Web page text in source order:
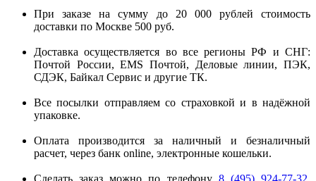
При заказе на сумму до 20 000 рублей стоимость
доставки по Москве 500 руб.
Доставка осуществляется во все регионы РФ и СНГ:
Почтой России, EMS Почтой, Деловые линии, ПЭК,
СДЭК, Байкал Сервис и другие ТК.
Все посылки отправляем со страховкой и в надёжной
упаковке.
Оплата производится за наличный и безналичный
расчет, через банк online, электронные кошельки.